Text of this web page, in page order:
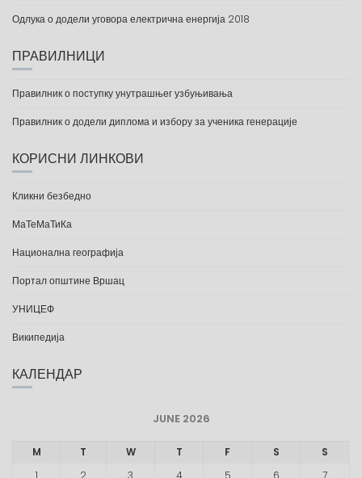
Одлука о додели уговора електрична енергија 2018
ПРАВИЛНИЦИ
Правилник о поступку унутрашњег узбуњивања
Правилник о додели диплома и избору за ученика генерације
КОРИСНИ ЛИНКОВИ
Кликни безбедно
МаТеМаТиКа
Национална географија
Портал општине Вршац
УНИЦЕФ
Википедија
КАЛЕНДАР
JUNE 2026
M T W T F S
S
1
2 3 4 5 6 7